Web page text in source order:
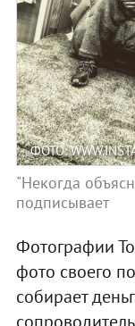
ФОТО:
"Некогда
подписывает
Фотографии
фото своего
собирает